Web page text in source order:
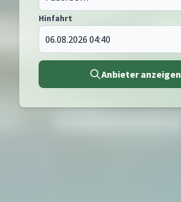
Hinfahrt
Anbieter anzeigen